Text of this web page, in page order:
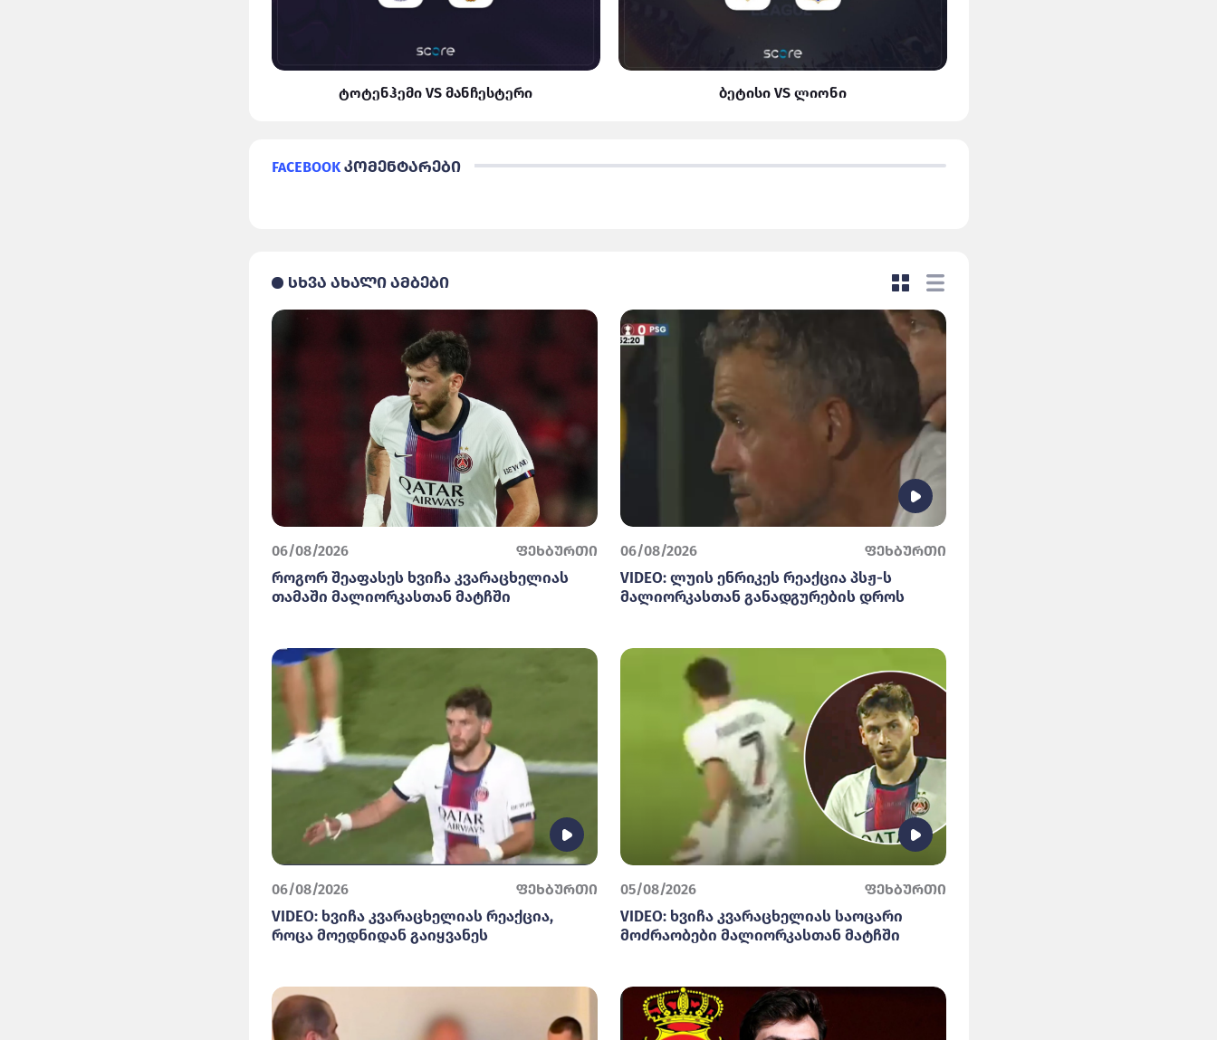
ტოტენჰემი VS მანჩესტერი ბეტისი VS ლიონი
Facebookკომენტარები
სხვა ახალი ამბები
06/08/2026 ფეხბურთი
როგორ შეაფასეს ხვიჩა კვარაცხელიას
თამაში მალიორკასთან მატჩში
06/08/2026 ფეხბურთი
VIDEO: ლუის ენრიკეს რეაქცია პსჟ-ს
მალიორკასთან განადგურების დროს
06/08/2026 ფეხბურთი
VIDEO: ხვიჩა კვარაცხელიას რეაქცია,
როცა მოედნიდან გაიყვანეს
05/08/2026 ფეხბურთი
VIDEO: ხვიჩა კვარაცხელიას საოცარი
მოძრაობები მალიორკასთან მატჩში